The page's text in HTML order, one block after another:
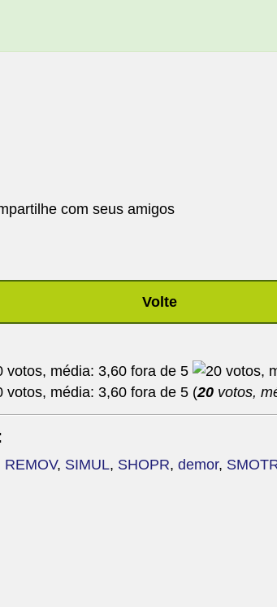
com seus amigos
Volte
(20 votos,
REMOV, SIMUL, SHOPR, demor,